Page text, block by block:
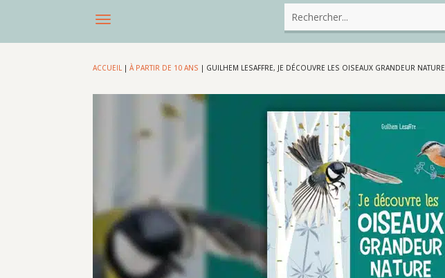
ACCUEIL |À PARTIR DE 10 ANS | GUILHEM LESAFFRE, JE DÉCOUVRE LES OISEAUX GRANDEUR NATURE